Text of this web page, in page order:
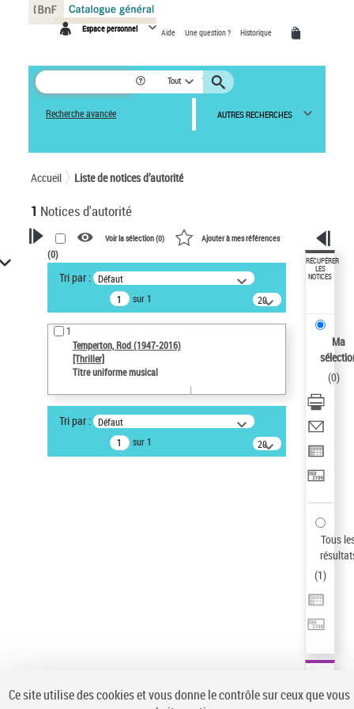
Espace personnel Aide Une question ? Historique
Tout
Recherche avancée AUTRES RECHERCHES
Accueil Liste de notices d’autorité
1 Notices d'autorité
VOTRE RECHERCHE
Recherche avancée dans les
notices d’autorité
Œuvres liées à l'auteur :
Temperton, Rod (1947-2016)
Sauvegarder votre recherche
AFFINER
Type de notice d'autorité
Voir la sélection (0) Ajouter à mes références
(0)
Tri par : Défaut
sur 1
20
résultats/page
1
Temperton, Rod (1947-2016)
[Thriller]
Titre uniforme musical
Tri par : Défaut
sur 1
20
résultats/page
RÉCUPÉRER
LES
NOTICES
Ma
(0)
Tous
(1)
Panneau de gestion des cookies
Ce site utilise des cookies et vous donne le contrôle sur ceux que vous